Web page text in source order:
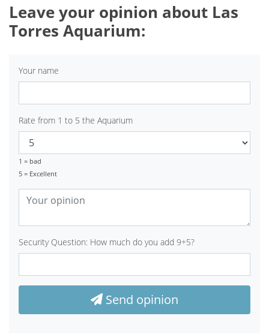
Leave your opinion about Las
Torres Aquarium:
Your name
Rate from 1 to 5 the Aquarium
1 = bad
5 = Excellent
Security Question: How much do you add 9+5?
Send opinion